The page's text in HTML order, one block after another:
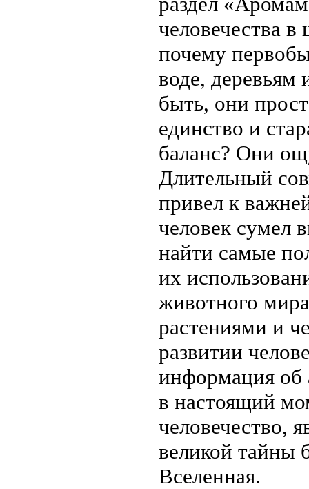
человечества
почему
воде,
быть, они
единство и
баланс? Они
Длительный
привел к
человек сумел
найти самые
их
животного
растениями и
развитии
информация об
в настоящий
человечество,
великой тайны
Вселенная.